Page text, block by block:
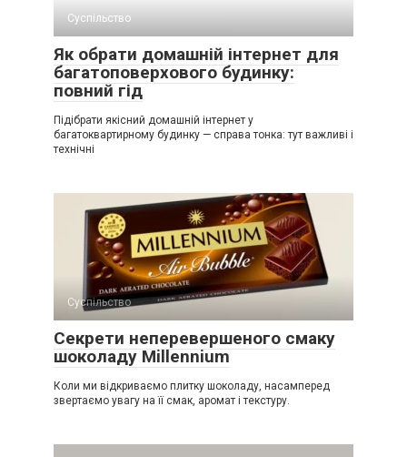
Суспільство
Як обрати домашній інтернет для
багатоповерхового будинку:
повний гід
Підібрати якісний домашній інтернет у
багатоквартирному будинку — справа тонка: тут важливі і
технічні
Суспільство
Секрети неперевершеного смаку
шоколаду Millennium
Коли ми відкриваємо плитку шоколаду, насамперед
звертаємо увагу на її смак, аромат і текстуру.